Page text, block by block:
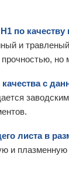
по качеству
и
но
с
листа в
и плазменную